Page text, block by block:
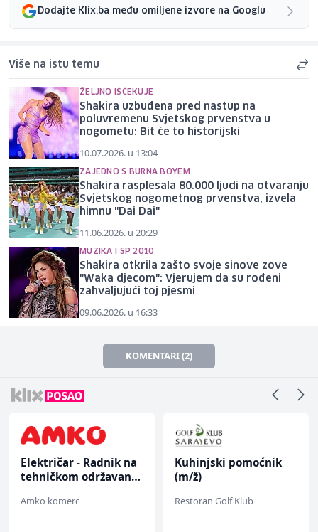
Dodajte Klix.ba među omiljene izvore na Googlu
Više na istu temu
ŽELJNO IŠČEKUJE
Shakira uzbuđena pred nastup na
poluvremenu Svjetskog prvenstva u
nogometu: Bit će to historijski
10.07.2026. u 13:04
ZAJEDNO S BURNA BOYEM
Shakira rasplesala 80.000 ljudi na otvaranju
Svjetskog nogometnog prvenstva, izvela
himnu "Dai Dai"
11.06.2026. u 20:29
MUZIKA I SP 2010
Shakira otkrila zašto svoje sinove zove
"Waka djecom": Vjerujem da su rođeni
zahvaljujući toj pjesmi
09.06.2026. u 16:33
KOMENTARI (2)
Električar - Radnik na
tehničkom održavanju
Amko komerc
Kuhinjski pomoćnik
(m/ž)
Restoran Golf Klub